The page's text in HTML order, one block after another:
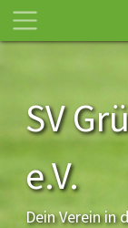
SV
e.V.
Dein Verein in